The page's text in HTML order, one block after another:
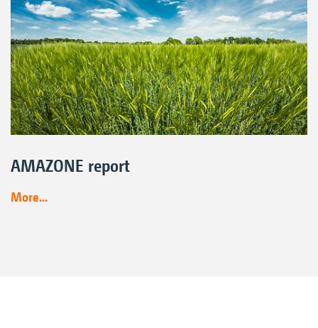
AMAZONE report
More...